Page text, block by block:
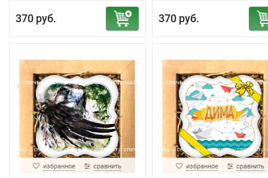
370 руб. 370 руб.
избранное сравнить избранное сравнить